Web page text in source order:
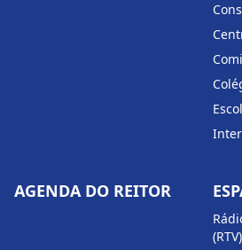
AGENDA DO REITOR
(RTV)